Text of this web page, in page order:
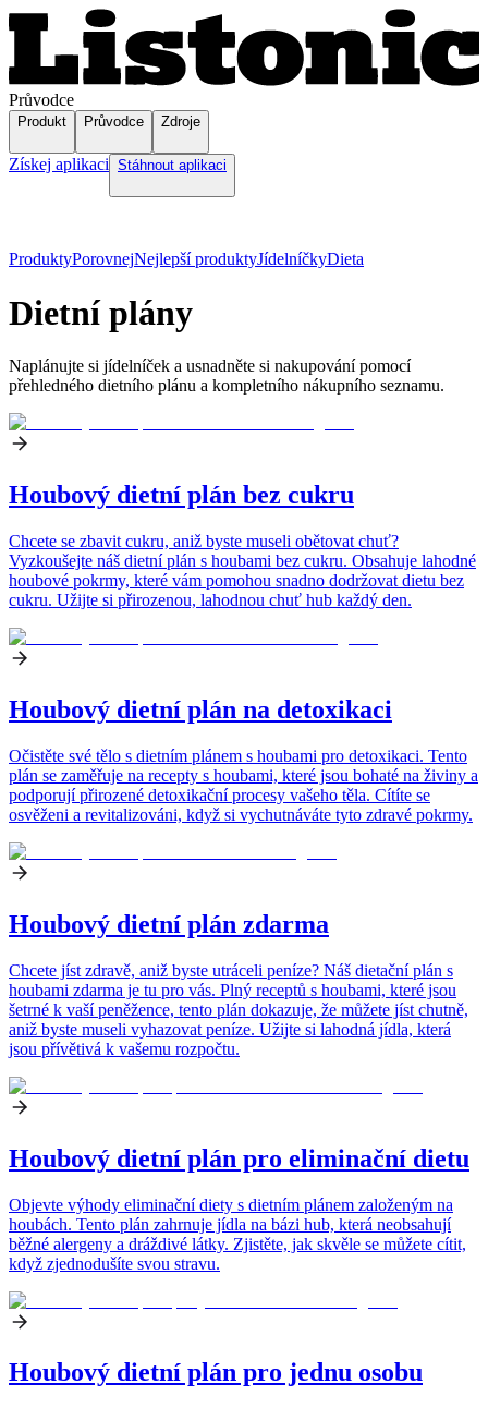
Průvodce
Produkt Průvodce Zdroje
Získej aplikaci Stáhnout aplikaci
ProduktyPorovnejNejlepší produktyJídelníčkyDieta
Dietní plány
Naplánujte si jídelníček a usnadněte si nakupování pomocí
přehledného dietního plánu a kompletního nákupního seznamu.
Houbový dietní plán bez cukru
Chcete se zbavit cukru, aniž byste museli obětovat chuť?
Vyzkoušejte náš dietní plán s houbami bez cukru. Obsahuje lahodné
houbové pokrmy, které vám pomohou snadno dodržovat dietu bez
cukru. Užijte si přirozenou, lahodnou chuť hub každý den.
Houbový dietní plán na detoxikaci
Očistěte své tělo s dietním plánem s houbami pro detoxikaci. Tento
plán se zaměřuje na recepty s houbami, které jsou bohaté na živiny a
podporují přirozené detoxikační procesy vašeho těla. Cítíte se
osvěženi a revitalizováni, když si vychutnáváte tyto zdravé pokrmy.
Houbový dietní plán zdarma
Chcete jíst zdravě, aniž byste utráceli peníze? Náš dietační plán s
houbami zdarma je tu pro vás. Plný receptů s houbami, které jsou
šetrné k vaší peněžence, tento plán dokazuje, že můžete jíst chutně,
aniž byste museli vyhazovat peníze. Užijte si lahodná jídla, která
jsou přívětivá k vašemu rozpočtu.
Houbový dietní plán pro eliminační dietu
Objevte výhody eliminační diety s dietním plánem založeným na
houbách. Tento plán zahrnuje jídla na bázi hub, která neobsahují
běžné alergeny a dráždivé látky. Zjistěte, jak skvěle se můžete cítit,
když zjednodušíte svou stravu.
Houbový dietní plán pro jednu osobu